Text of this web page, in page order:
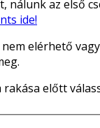
nálunk az első
ide!
elérhető
előtt